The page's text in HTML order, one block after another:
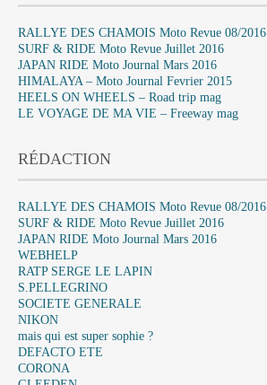
RALLYE DES CHAMOIS Moto Revue 08/2016
SURF & RIDE Moto Revue Juillet 2016
JAPAN RIDE Moto Journal Mars 2016
HIMALAYA – Moto Journal Fevrier 2015
HEELS ON WHEELS – Road trip mag
LE VOYAGE DE MA VIE – Freeway mag
RÉDACTION
RALLYE DES CHAMOIS Moto Revue 08/2016
SURF & RIDE Moto Revue Juillet 2016
JAPAN RIDE Moto Journal Mars 2016
WEBHELP
RATP SERGE LE LAPIN
S.PELLEGRINO
SOCIETE GENERALE
NIKON
mais qui est super sophie ?
DEFACTO ETE
CORONA